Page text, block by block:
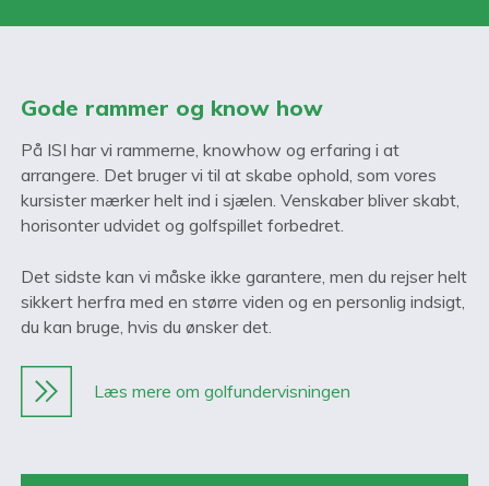
Gode rammer og know how
På ISI har vi rammerne, knowhow og erfaring i at
arrangere. Det bruger vi til at skabe ophold, som vores
kursister mærker helt ind i sjælen. Venskaber bliver skabt,
horisonter udvidet og golfspillet forbedret.
Det sidste kan vi måske ikke garantere, men du rejser helt
sikkert herfra med en større viden og en personlig indsigt,
du kan bruge, hvis du ønsker det.
Læs mere om golfundervisningen